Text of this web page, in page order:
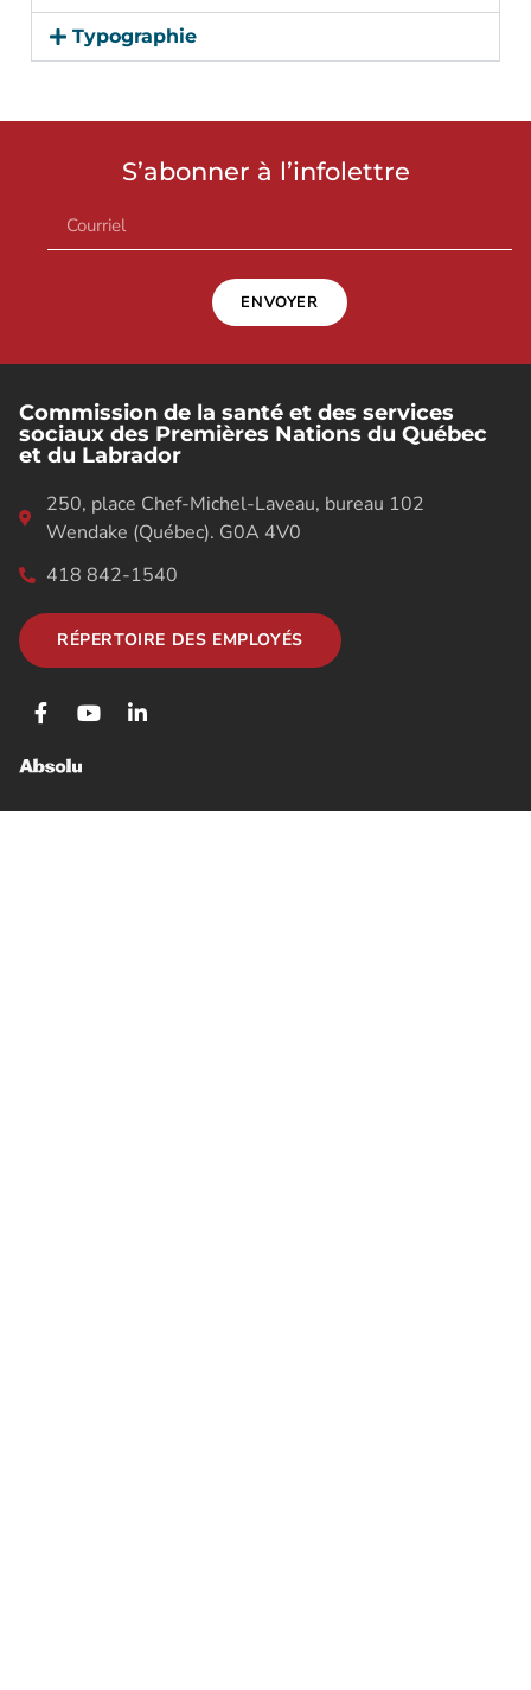
Typographie
S’abonner à l’infolettre
ENVOYER
Commission de la santé et des services
sociaux des Premières Nations du Québec
et du Labrador
250, place Chef-Michel-Laveau, bureau 102
Wendake (Québec). G0A 4V0
418 842-1540
RÉPERTOIRE DES EMPLOYÉS